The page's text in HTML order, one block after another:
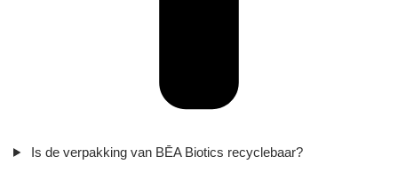
Is de verpakking van BĒA Biotics recyclebaar?